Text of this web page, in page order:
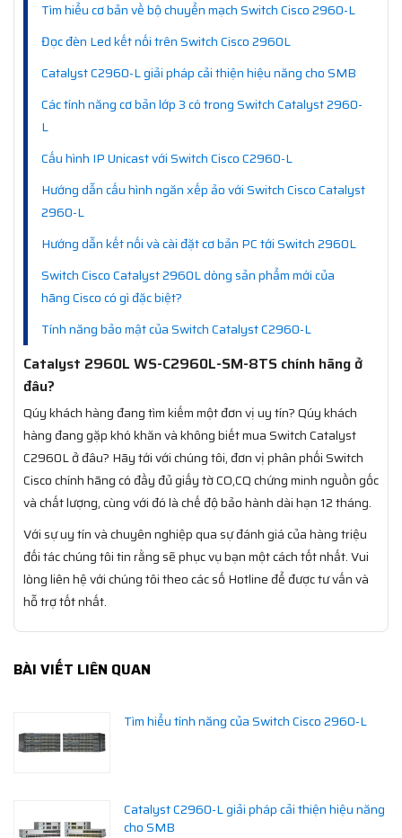
Tìm hiểu cơ bản về bộ chuyển mạch Switch Cisco 2960-L
Đọc đèn Led kết nối trên Switch Cisco 2960L
Catalyst C2960-L giải pháp cải thiện hiệu năng cho SMB
Các tính năng cơ bản lớp 3 có trong Switch Catalyst 2960-
L
Cấu hình IP Unicast với Switch Cisco C2960-L
Hướng dẫn cấu hình ngăn xếp ảo với Switch Cisco Catalyst
2960-L
Hướng dẫn kết nối và cài đặt cơ bản PC tới Switch 2960L
Switch Cisco Catalyst 2960L dòng sản phẩm mới của
hãng Cisco có gì đặc biệt?
Tính năng bảo mật của Switch Catalyst C2960-L
Catalyst 2960L WS-C2960L-SM-8TS chính hãng ở
đâu?
Qúy khách hàng đang tìm kiếm một đơn vị uy tín? Qúy khách
hàng đang gặp khó khăn và không biết mua Switch Catalyst
C2960L ở đâu? Hãy tới với chúng tôi, đơn vị phân phối Switch
Cisco chính hãng có đầy đủ giấy tờ CO,CQ chứng minh nguồn gốc
và chất lượng, cùng với đó là chế độ bảo hành dài hạn 12 tháng.
Với sự uy tín và chuyên nghiệp qua sự đánh giá của hàng triệu
đối tác chúng tôi tin rằng sẽ phục vụ bạn một cách tốt nhất. Vui
lòng liên hệ với chúng tôi theo các số Hotline để được tư vấn và
hỗ trợ tốt nhất.
BÀI VIẾT LIÊN QUAN
Tìm hiểu tính năng của Switch Cisco 2960-L
Catalyst C2960-L giải pháp cải thiện hiệu năng
cho SMB